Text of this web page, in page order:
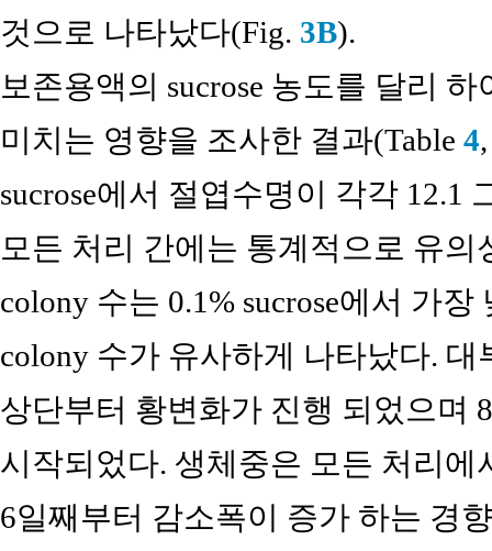
것으로 나타났다(Fig. 3B).
보존용액의 sucrose 농도를 달리
미치는 영향을 조사한 결과(Table 4
sucrose에서 절엽수명이 각각 12.1
모든 처리 간에는 통계적으로 유
colony 수는 0.1% sucrose에서 가
colony 수가 유사하게 나타났다.
상단부터 황변화가 진행 되었으며
시작되었다. 생체중은 모든 처리에
6일째부터 감소폭이 증가 하는 경